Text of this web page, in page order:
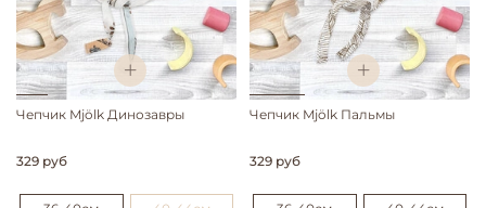
Чепчик Mjölk Динозавры
329 руб
Чепчик Mjölk Пальмы
329 руб